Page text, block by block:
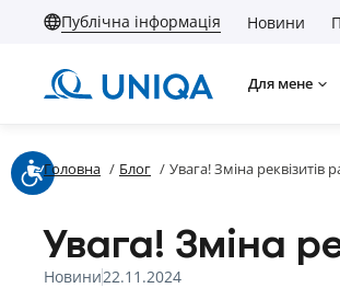
Публічна інформація Новини
Для мене
Головна / Блог / Увага! Зміна реквізитів
Увага! Зміна
Новини22.11.2024